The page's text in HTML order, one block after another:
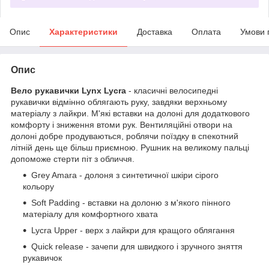
Опис Характеристики Доставка Оплата Умови
Опис
Вело рукавички Lynx Lycra - класичні велосипедні
рукавички відмінно облягають руку, завдяки верхньому
матеріалу з лайкри. М'які вставки на долоні для додаткового
комфорту і зниження втоми рук. Вентиляційні отвори на
долоні добре продуваються, роблячи поїздку в спекотний
літній день ще більш приємною. Рушник на великому пальці
допоможе стерти піт з обличчя.
Grey Amara - долоня з синтетичної шкіри сірого
кольору
Soft Padding - вставки на долоню з м'якого пінного
матеріалу для комфортного хвата
Lycra Upper - верх з лайкри для кращого облягання
Quick release - зачепи для швидкого і зручного зняття
рукавичок